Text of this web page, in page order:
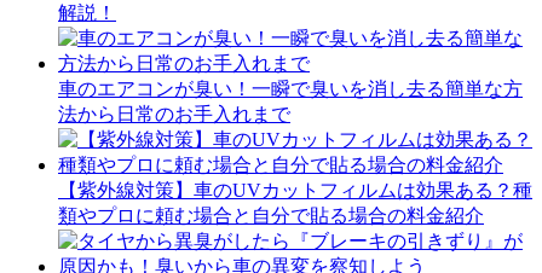
解説！
車のエアコンが臭い！一瞬で臭いを消し去る簡単な方
法から日常のお手入れまで
【紫外線対策】車のUVカットフィルムは効果ある？種
類やプロに頼む場合と自分で貼る場合の料金紹介